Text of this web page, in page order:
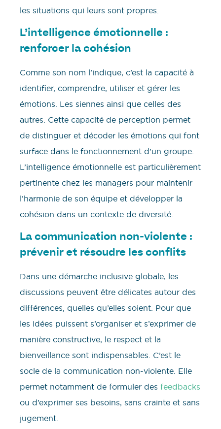
les situations qui leurs sont propres.
L’intelligence émotionnelle :
renforcer la cohésion
Comme son nom l’indique, c’est la capacité à
identifier, comprendre, utiliser et gérer les
émotions. Les siennes ainsi que celles des
autres. Cette capacité de perception permet
de distinguer et décoder les émotions qui font
surface dans le fonctionnement d’un groupe.
L’intelligence émotionnelle est particulièrement
pertinente chez les managers pour maintenir
l’harmonie de son équipe et développer la
cohésion dans un contexte de diversité.
La communication non-violente :
prévenir et résoudre les conflits
Dans une démarche inclusive globale, les
discussions peuvent être délicates autour des
différences, quelles qu’elles soient. Pour que
les idées puissent s’organiser et s’exprimer de
manière constructive, le respect et la
bienveillance sont indispensables. C’est le
socle de la communication non-violente. Elle
permet notamment de formuler des feedbacks
ou d’exprimer ses besoins, sans crainte et sans
jugement.